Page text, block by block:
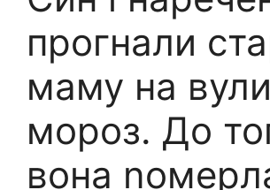
прогнали
маму на
мороз. До
вона